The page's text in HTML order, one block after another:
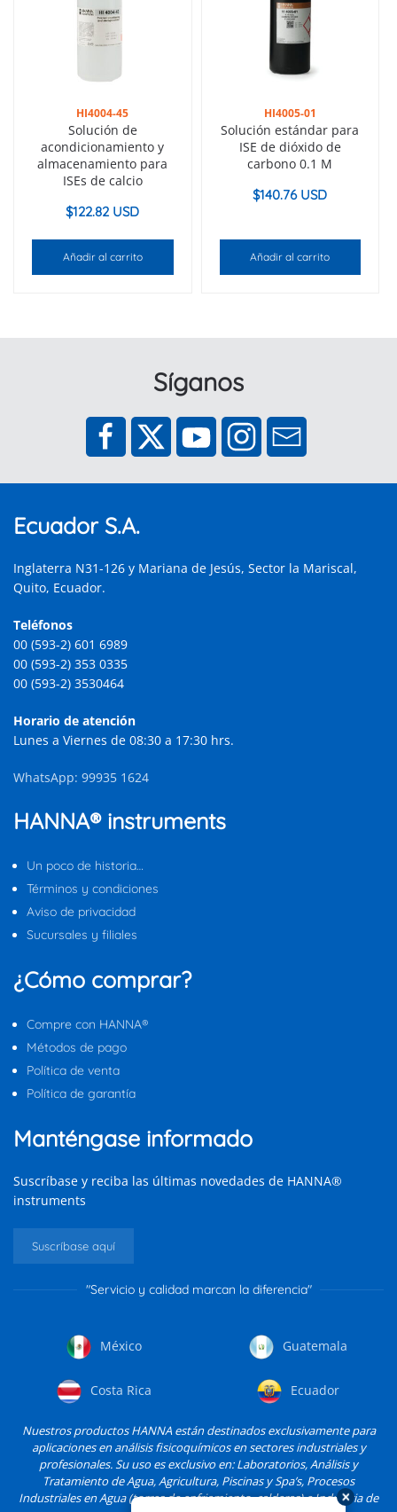
HI4004-45
Solución de
acondicionamiento y
almacenamiento para
ISEs de calcio
$122.82 USD
Añadir al carrito
HI4005-01
Solución estándar para
ISE de dióxido de
carbono 0.1 M
$140.76 USD
Añadir al carrito
Síganos
Ecuador S.A.
Inglaterra N31-126 y Mariana de Jesús, Sector la Mariscal,
Quito, Ecuador.
Teléfonos
00 (593-2) 601 6989
00 (593-2) 353 0335
00 (593-2) 3530464
Horario de atención
Lunes a Viernes de 08:30 a 17:30 hrs.
WhatsApp: 99935 1624
HANNA® instruments
Un poco de historia…
Términos y condiciones
Aviso de privacidad
Sucursales y filiales
¿Cómo comprar?
Compre con HANNA®
Métodos de pago
Política de venta
Política de garantía
Manténgase informado
Suscríbase y reciba las últimas novedades de HANNA®
instruments
Suscríbase aquí
"Servicio y calidad marcan la diferencia"
México Guatemala
Costa Rica Ecuador
Nuestros productos HANNA están destinados exclusivamente para
aplicaciones en análisis fisicoquímicos en sectores industriales y
profesionales. Su uso es exclusivo en: Laboratorios, Análisis y
Tratamiento de Agua, Agricultura, Piscinas y Spa’s, Procesos
Industriales en Agua (torres de enfriamiento, calderas) e Industria de